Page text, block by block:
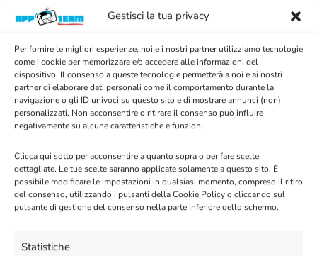
Gestisci la tua privacy
Per fornire le migliori esperienze, noi e i nostri partner utilizziamo tecnologie
come i cookie per memorizzare e/o accedere alle informazioni del
dispositivo. Il consenso a queste tecnologie permetterà a noi e ai nostri
partner di elaborare dati personali come il comportamento durante la
navigazione o gli ID univoci su questo sito e di mostrare annunci (non)
personalizzati. Non acconsentire o ritirare il consenso può influire
negativamente su alcune caratteristiche e funzioni.
Clicca qui sotto per acconsentire a quanto sopra o per fare scelte
dettagliate. Le tue scelte saranno applicate solamente a questo sito. È
possibile modificare le impostazioni in qualsiasi momento, compreso il ritiro
del consenso, utilizzando i pulsanti della Cookie Policy o cliccando sul
pulsante di gestione del consenso nella parte inferiore dello schermo.
Statistiche
Utilizza questa API per recuperare la lista dei
Metodo GET
Metodo POST
<?php
$response =
sender=393452220047&token=NHbTiAheeqKO